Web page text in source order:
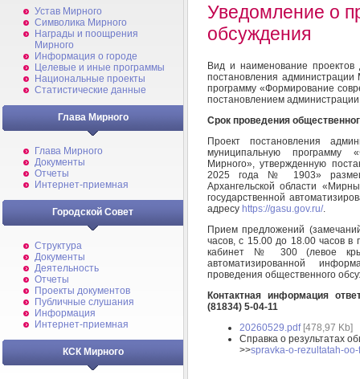
Устав Мирного
Символика Мирного
Награды и поощрения
Мирного
Информация о городе
Целевые и иные программы
Национальные проекты
Статистические данные
Глава Мирного
Глава Мирного
Документы
Отчеты
Интернет-приемная
Городской Совет
Структура
Документы
Деятельность
Отчеты
Проекты документов
Публичные слушания
Информация
Интернет-приемная
КСК Мирного
Уведомление о
обсуждения
Вид и наименование проектов
постановления
программу «Формирование
постановлением
Срок проведения
Проект постановления
муниципальную программу
Мирного», утвержденную
2025 года № 1903»
Архангельской области
государственной
адресу https://gasu.gov.ru/.
Прием предложений
часов, с 15.00 до 18.00 часов
кабинет № 300 (левое
автоматизированной
проведения общественного
Контактная информация
(81834) 5-04-11
20260529.pdf[478,97 Kb]
Справка о результатах
>>spravka-o-rezultatah-